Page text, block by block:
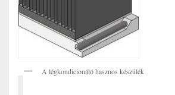
A légkondicionáló hasznos készülék